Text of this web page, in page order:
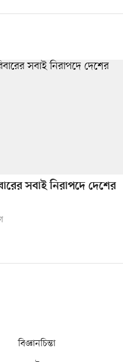
সবাই নিরাপদে দেশের
বিজ্ঞানচিন্তা